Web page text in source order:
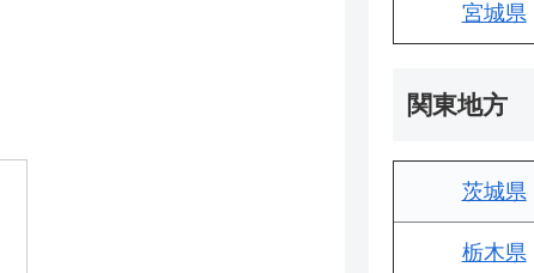
宮城県
関東地方
茨城県
栃木県